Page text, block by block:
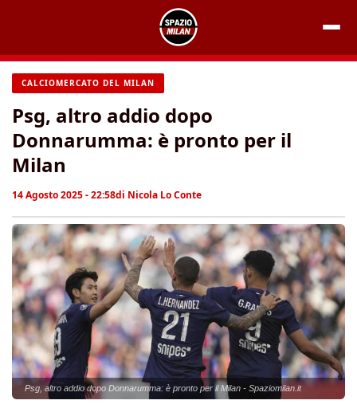
contenuto
CALCIOMERCATO DEL MILAN
Psg, altro addio dopo
Donnarumma: è pronto per il
Milan
14 Agosto 2025 - 22:58di Nicola Lo Conte
Psg, altro addio dopo Donnarumma: è pronto per il Milan - Spaziomilan.it